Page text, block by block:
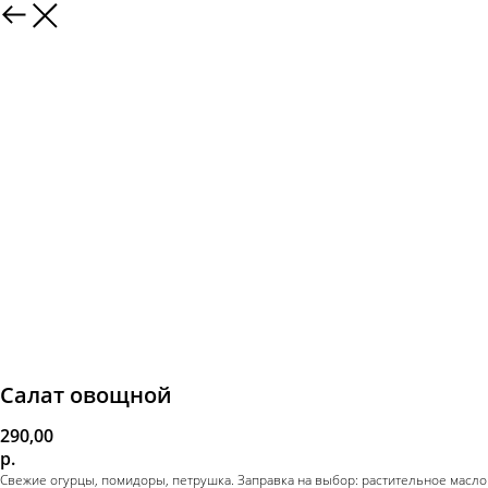
Салат овощной
290,00
р.
Свежие огурцы, помидоры, петрушка. Заправка на выбор: растительное масло